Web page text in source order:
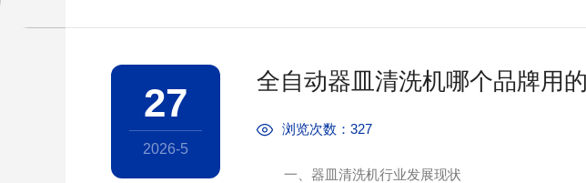
全自动器皿清洗机哪个品牌用
浏览次数：327
一、器皿清洗机行业发展现状
27
2026-5